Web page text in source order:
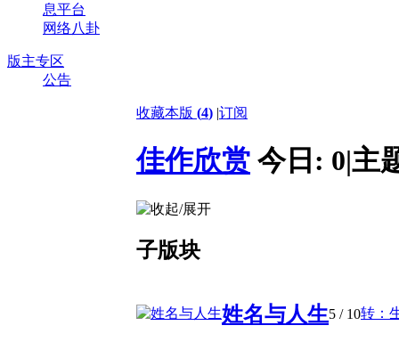
息平台
网络八卦
版主专区
公告
收藏本版 (4) |订阅
佳作欣赏 今日: 0|主
子版块
姓名与人生5 / 10转：